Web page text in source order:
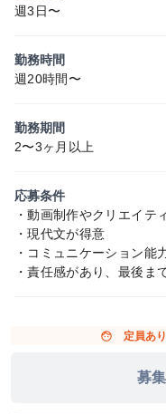
週3日〜
勤務時間
週20時間〜
勤務期間
2〜3ヶ月以上
応募条件
・動画制作やクリエイテ
・現代文が得意
・コミュニケーション能
・責任感があり、最後ま
face 定員あ
募